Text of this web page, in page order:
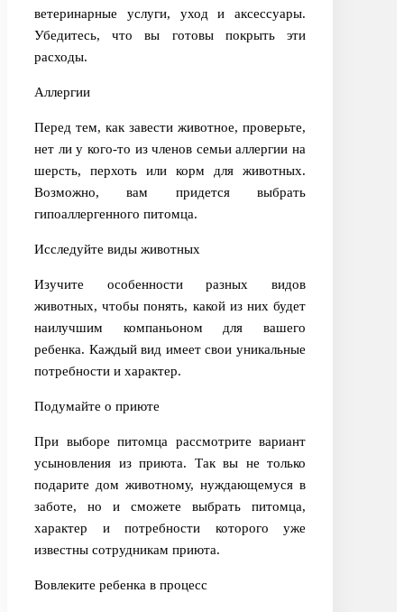
ветеринарные услуги, уход и аксессуары.
Убедитесь, что вы готовы покрыть эти
расходы.
Аллергии
Перед тем, как завести животное, проверьте,
нет ли у кого-то из членов семьи аллергии на
шерсть, перхоть или корм для животных.
Возможно, вам придется выбрать
гипоаллергенного питомца.
Исследуйте виды животных
Изучите особенности разных видов
животных, чтобы понять, какой из них будет
наилучшим компаньоном для вашего
ребенка. Каждый вид имеет свои уникальные
потребности и характер.
Подумайте о приюте
При выборе питомца рассмотрите вариант
усыновления из приюта. Так вы не только
подарите дом животному, нуждающемуся в
заботе, но и сможете выбрать питомца,
характер и потребности которого уже
известны сотрудникам приюта.
Вовлеките ребенка в процесс